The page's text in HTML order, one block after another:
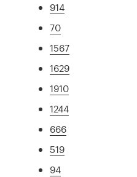
914
70
1567
1629
1910
1244
666
519
94